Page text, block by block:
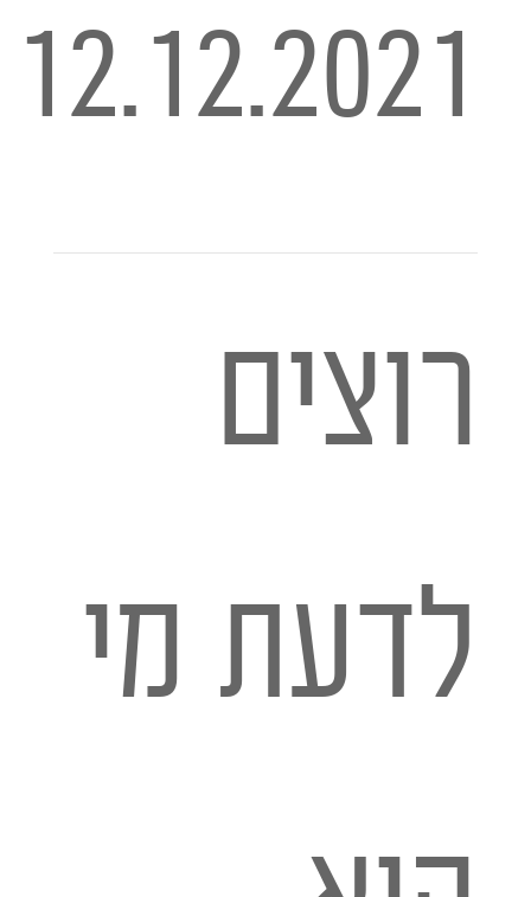
12.12.2021
רוצים
לדעת מי